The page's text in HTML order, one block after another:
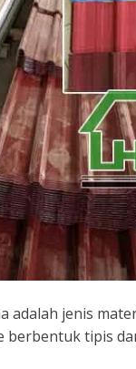
adalah jenis
berbentuk tipis